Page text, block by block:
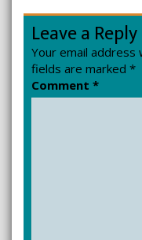
Leave a Reply
Your email address
fields are marked *
Comment *